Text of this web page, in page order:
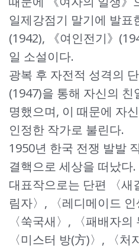
일제강점기 말기에 발표
(1942), 《여인전기》
일 소설이다.
광복 후 자전적 성격의
(1947)을 통해 자신의 친
명했으며, 이 때문에 자
인정한 작가로 불린다.
1950년 한국 전쟁 발발
결핵으로 세상을 떠났다.
대표작으로는 단편 〈새
림자〉, 〈레디메이드
〈쑥국새〉, 〈패배자
〈미스터 방(方)〉, 〈처